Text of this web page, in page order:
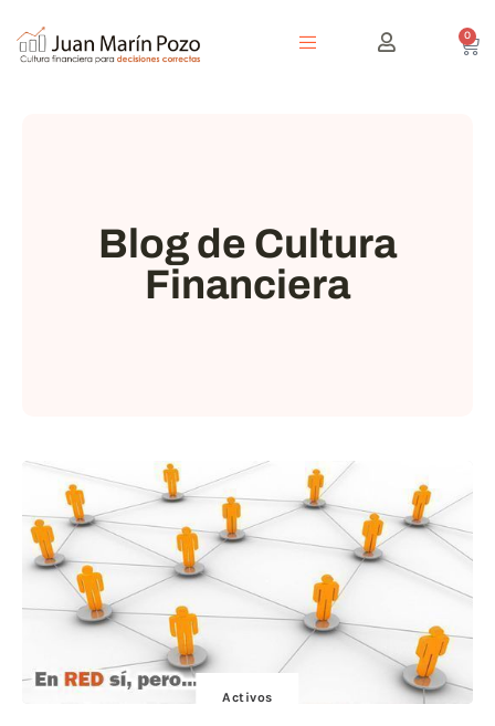
0
Blog de Cultura
Financiera
Activos